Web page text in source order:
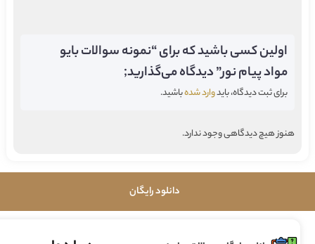
اولین کسی باشید که برای “نمونه سوالات بایو
مواد پیام نور” دیدگاه می‌گذارید;
برای ثبت دیدگاه، بایدوارد شدهباشید.
هنوز هیچ دیدگاهی وجود ندارد.
دانلود رایگان